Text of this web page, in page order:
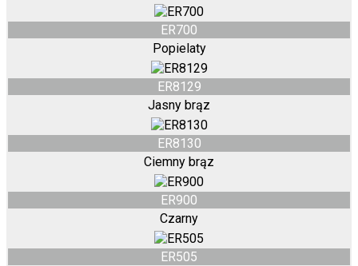
ER700
Popielaty
ER8129
Jasny brąz
ER8130
Ciemny brąz
ER900
Czarny
ER505